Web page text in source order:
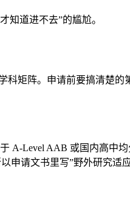
知道进不去”的尴尬。
矩阵。申请前要搞清楚的
A-Level AAB 或国内高中
申请文书里写”野外研究适